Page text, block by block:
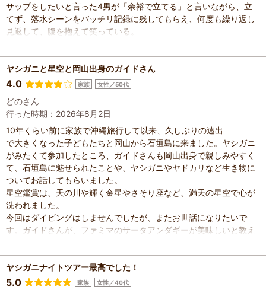
サップをしたいと言った4男が「余裕で立てる」と言いながら、立
てず、落水シーンをバッチリ記録に残してもらえ、何度も繰り返し
見返して、腹を抱えて笑っている。
ガイドのお兄さん、ありかとうごさまいました。
今度石垣島に行く時には、ハッピーで、ダイビングしようとおもい
ます。
ヤシガニと星空と岡山出身のガイドさん
4.0 家族 女性／50代
どのさん
行った時期：2026年8月2日
10年くらい前に家族で沖縄旅行して以来、久しぶりの遠出
で大きくなった子どもたちと岡山から石垣島に来ました。ヤシガニ
がみたくて参加したところ、ガイドさんも岡山出身で親しみやすく
て、石垣島に魅せられたことや、ヤシガニやヤドカリなど生き物に
ついてお話してもらいました。
星空鑑賞は、天の川や輝く金星やさそり座など、満天の星空で心が
洗われました。
今回はダイビングはしませんでしたが、またお世話になりたいで
す。ガイドさんが、ファミマのサータアンダギーが美味しいと教え
ありがとうございました。
ヤシガニナイトツアー最高でした！
5.0 家族 女性／40代